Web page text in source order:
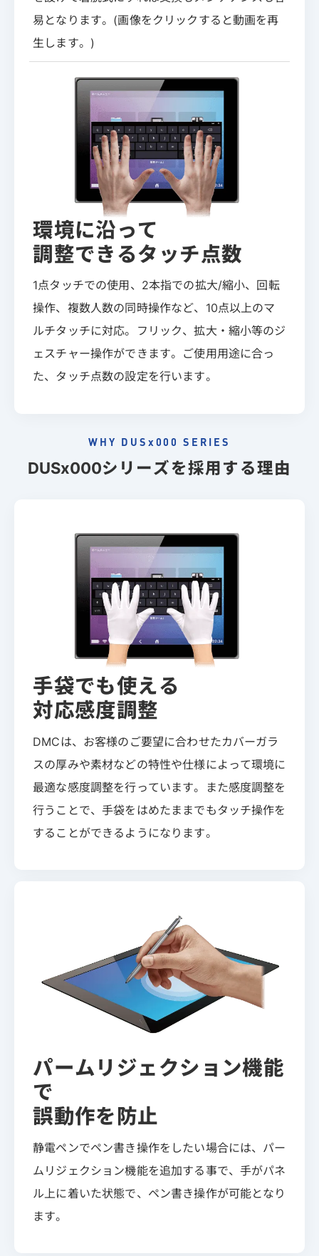
易となります。(画像をクリックすると動画を再
生します。)
環境に沿って
調整できるタッチ点数
1点タッチでの使用、2本指での拡大/縮小、回転
操作、複数人数の同時操作など、10点以上のマ
ルチタッチに対応。フリック、拡大・縮小等のジ
ェスチャー操作ができます。ご使用用途に合っ
た、タッチ点数の設定を行います。
WHY DUSx000 SERIES
DUSx000シリーズを採用する理由
手袋でも使える
対応感度調整
DMCは、お客様のご要望に合わせたカバーガラ
スの厚みや素材などの特性や仕様によって環境に
最適な感度調整を行っています。また感度調整を
行うことで、手袋をはめたままでもタッチ操作を
することができるようになります。
パームリジェクション機能
で
誤動作を防止
静電ペンでペン書き操作をしたい場合には、パー
ムリジェクション機能を追加する事で、手がパネ
ル上に着いた状態で、ペン書き操作が可能となり
ます。